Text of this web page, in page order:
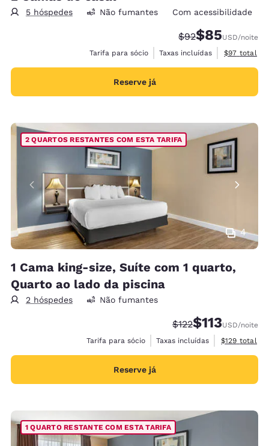
5 hóspedes Não fumantes Com acessibilidade
Tarifa anterior
$92Tarifa com
$85USD/noite
Tarifa para sócio
Taxas incluídas Exibir
$97 total
Reserve já
4
2 QUARTOS RESTANTES COM ESTA TARIFA
1 Cama king-size, Suíte com 1 quarto,
Quarto ao lado da piscina
2 hóspedes Não fumantes
Tarifa anterior
$122Tarifa com
$113USD/noite
Tarifa para sócio
Taxas incluídas Exibir
$129 total
Reserve já
1 QUARTO RESTANTE COM ESTA TARIFA